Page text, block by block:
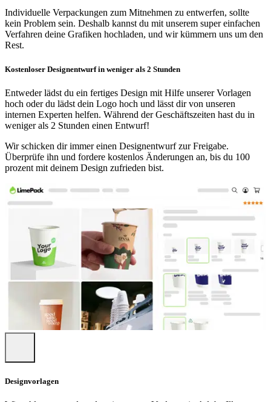
sind auch in 7 oz und sogar 20 oz erhältlich.
Hochwertige Pappbecher mit Logo – ab nur 1.000
Stück
Dank der niedrigen Mindestmenge ab 1.000 Stück sind unsere
die ihr Design variieren möchten.
Durch die Produktion in Großbritannien und Europa bieten wir
nicht nur unschlagbare Preise, sondern auch schnelle Lieferzeiten.
Emissionen.
Starte jetzt mit deiner Marke durch
Bereit für einen professionellen Markenauftritt? Von unbedruckt zu
gebrandet – eine Entscheidung, die du nicht bereuen wirst. Lass
deine Marke wachsen wie über 3.700 andere Unternehmen, die
täglich auf Limepack-Pappbecher setzen.
Kontaktiere unser Expertenteamjederzeit – wir helfen dir gern bei
Designfragen oder der Auswahl der passenden Lösung.
Häufig gestellte Fragen
Kann ich mein Design in Vollfarbe auf die Becher
drucken?
Farbdruck, sodass Ihr Design oder Logo mit lebendigen Farben und
Palette(Stück)
66.000 30.000 16.000 12.000 12.000 8.000 6.000
Zeig mehr...
Individuelle Verpackungen zum Mitnehmen zu entwerfen, sollte
kein Problem sein. Deshalb kannst du mit unserem super einfachen
Verfahren deine Grafiken hochladen, und wir kümmern uns um den
Rest.
Kostenloser Designentwurf in weniger als 2 Stunden
Entweder lädst du ein fertiges Design mit Hilfe unserer Vorlagen
hoch oder du lädst dein Logo hoch und lässt dir von unseren
internen Experten helfen. Während der Geschäftszeiten hast du in
weniger als 2 Stunden einen Entwurf!
Wir schicken dir immer einen Designentwurf zur Freigabe.
Überprüfe ihn und fordere kostenlos Änderungen an, bis du 100
prozent mit deinem Design zufrieden bist.
Designvorlagen